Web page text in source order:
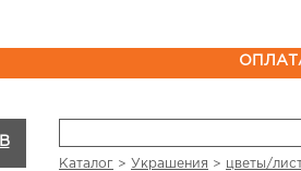
Каталог > Украшения > цветы/